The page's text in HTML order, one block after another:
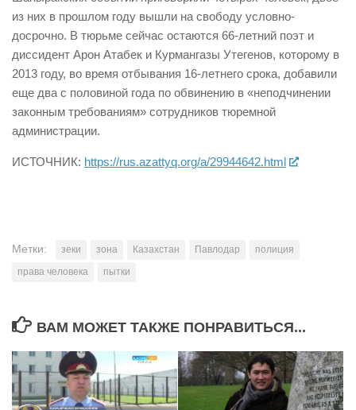
из них в прошлом году вышли на свободу условно-
досрочно. В тюрьме сейчас остаются 66-летний поэт и
диссидент Арон Атабек и Курмангазы Утегенов, которому в
2013 году, во время отбывания 16-летнего срока, добавили
еще два с половиной года по обвинению в «неподчинении
законным требованиям» сотрудников тюремной
администрации.
ИСТОЧНИК: https://rus.azattyq.org/a/29944642.html
Метки: зеки зона Казахстан Павлодар
полиция
права человека
пытки
ВАМ МОЖЕТ ТАКЖЕ ПОНРАВИТЬСЯ...